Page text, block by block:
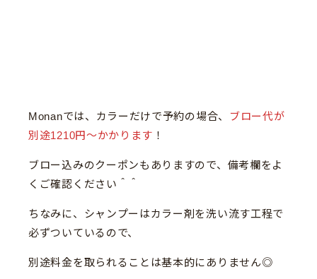
Monanでは、カラーだけで予約の場合、
ブロー代が
別途1210円〜かかります ！
ブロー込みのクーポンもありますので、備考欄をよ
くご確認ください＾＾
ちなみに、シャンプーはカラー剤を洗い流す工程で
必ずついているので、
別途料金を取られることは基本的にありません◎